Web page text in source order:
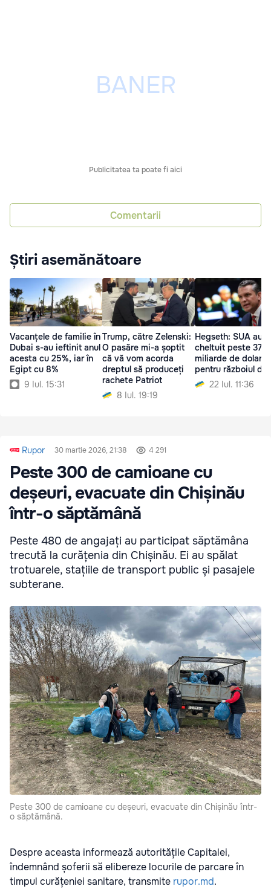
Publicitatea ta poate fi aici
Comentarii
Știri asemănătoare
Vacanțele de familie în
Dubai s-au ieftinit anul
acesta cu 25%, iar în
Egipt cu 8%
9 Iul. 15:31
Trump, către Zelenski:
O pasăre mi-a șoptit
că vă vom acorda
dreptul să produceți
rachete Patriot
8 Iul. 19:19
Hegseth: SUA au
cheltuit peste 37
miliarde de dolari
pentru războiul
22 Iul. 11:36
Rupor 30 martie 2026, 21:38 4 291
Peste 300 de camioane cu
deșeuri, evacuate din Chișinău
într-o săptămână
Peste 480 de angajați au participat săptămâna
trecută la curățenia din Chișinău. Ei au spălat
trotuarele, stațiile de transport public și pasajele
subterane.
Peste 300 de camioane cu deșeuri, evacuate din Chișinău într-
o săptămână.
Despre aceasta informează autoritățile Capitalei,
îndemnând șoferii să elibereze locurile de parcare în
timpul curățeniei sanitare, transmite rupor.md.